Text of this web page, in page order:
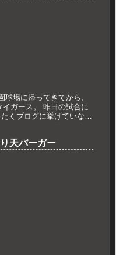
場に帰ってきてから、
ガース。 昨日の試合に
くブログに挙げていなか
天バーガー